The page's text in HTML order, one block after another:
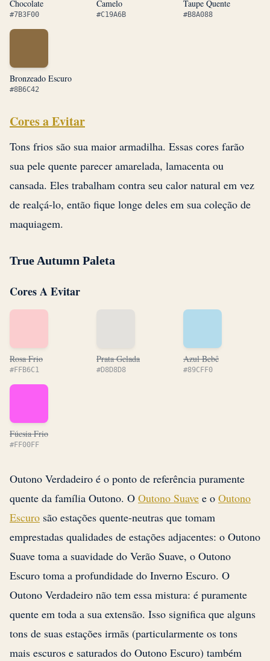
Chocolate
#7B3F00
Camelo
#C19A6B
Taupe Quente
#B8A088
Bronzeado Escuro
#8B6C42
Cores a Evitar
Tons frios são sua maior armadilha. Essas cores farão
sua pele quente parecer amarelada, lamacenta ou
cansada. Eles trabalham contra seu calor natural em vez
de realçá-lo, então fique longe deles em sua coleção de
maquiagem.
True Autumn Paleta
Cores A Evitar
Rosa Frio
#FFB6C1
Prata Gelada
#D8D8D8
Azul Bebê
#89CFF0
Fúcsia Frio
#FF00FF
Outono Verdadeiro é o ponto de referência puramente
quente da família Outono. O Outono Suave e o Outono
Escuro são estações quente-neutras que tomam
emprestadas qualidades de estações adjacentes: o Outono
Suave toma a suavidade do Verão Suave, o Outono
Escuro toma a profundidade do Inverno Escuro. O
Outono Verdadeiro não tem essa mistura: é puramente
quente em toda a sua extensão. Isso significa que alguns
tons de suas estações irmãs (particularmente os tons
mais escuros e saturados do Outono Escuro) também